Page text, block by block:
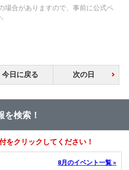
場合がありますので、事前に公式ペ
今日に戻る 次の日
を検索！
クリックしてください！
8月のイベント一覧 »